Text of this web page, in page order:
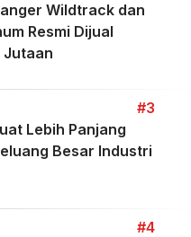
Hadirkan Varian
Yang Lebih
#2
Wildtrack dan
Resmi Dijual